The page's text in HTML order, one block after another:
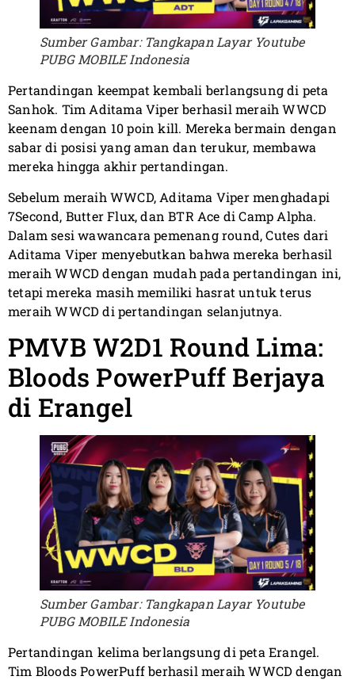
Sumber Gambar: Tangkapan Layar Youtube
PUBG MOBILE Indonesia
Pertandingan keempat kembali berlangsung di peta
Sanhok. Tim Aditama Viper berhasil meraih WWCD
keenam dengan 10 poin kill. Mereka bermain dengan
sabar di posisi yang aman dan terukur, membawa
mereka hingga akhir pertandingan.
Sebelum meraih WWCD, Aditama Viper menghadapi
7Second, Butter Flux, dan BTR Ace di Camp Alpha.
Dalam sesi wawancara pemenang round, Cutes dari
Aditama Viper menyebutkan bahwa mereka berhasil
meraih WWCD dengan mudah pada pertandingan ini,
tetapi mereka masih memiliki hasrat untuk terus
meraih WWCD di pertandingan selanjutnya.
PMVB W2D1 Round Lima:
Bloods PowerPuff Berjaya
di Erangel
Sumber Gambar: Tangkapan Layar Youtube
PUBG MOBILE Indonesia
Pertandingan kelima berlangsung di peta Erangel.
Tim Bloods PowerPuff berhasil meraih WWCD dengan